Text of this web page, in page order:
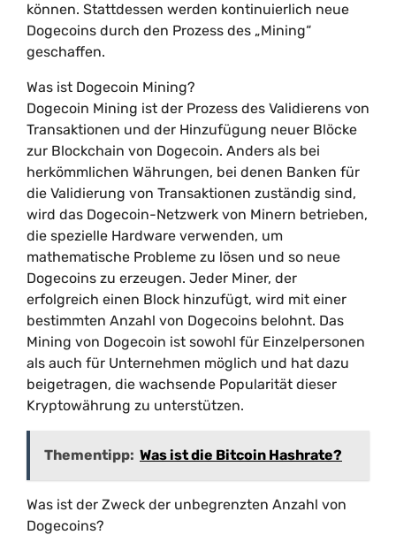
können. Stattdessen werden kontinuierlich neue
Dogecoins durch den Prozess des „Mining“
geschaffen.
Was ist Dogecoin Mining?
Dogecoin Mining ist der Prozess des Validierens von
Transaktionen und der Hinzufügung neuer Blöcke
zur Blockchain von Dogecoin. Anders als bei
herkömmlichen Währungen, bei denen Banken für
die Validierung von Transaktionen zuständig sind,
wird das Dogecoin-Netzwerk von Minern betrieben,
die spezielle Hardware verwenden, um
mathematische Probleme zu lösen und so neue
Dogecoins zu erzeugen. Jeder Miner, der
erfolgreich einen Block hinzufügt, wird mit einer
bestimmten Anzahl von Dogecoins belohnt. Das
Mining von Dogecoin ist sowohl für Einzelpersonen
als auch für Unternehmen möglich und hat dazu
beigetragen, die wachsende Popularität dieser
Kryptowährung zu unterstützen.
Thementipp: Was ist die Bitcoin Hashrate?
Was ist der Zweck der unbegrenzten Anzahl von
Dogecoins?